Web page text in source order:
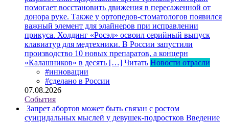
помогает восстановить движения в пересаженной от
донора руке. Также у ортопедов-стоматологов появился
важный элемент для элайнеров при исправлении
прикуса. Холдинг «Росэл» освоил серийный выпуск
клавиатур для медтехники. В России запустили
производство 10 новых препаратов, а концерн
«Калашников» в десять […] Читать Новости отрасли
#инновации
#сделано в России
07.08.2026
События
Запрет абортов может быть связан с ростом
суицидальных мыслей у девушек-подростков Введение